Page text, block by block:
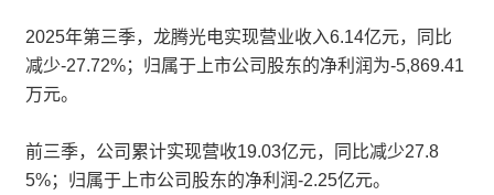
2025年第三季，龙腾光电实现营业收入6.14亿元，同比
减少-27.72%；归属于上市公司股东的净利润为-5,869.41
万元。
前三季，公司累计实现营收19.03亿元，同比减少27.8
5%；归属于上市公司股东的净利润-2.25亿元。